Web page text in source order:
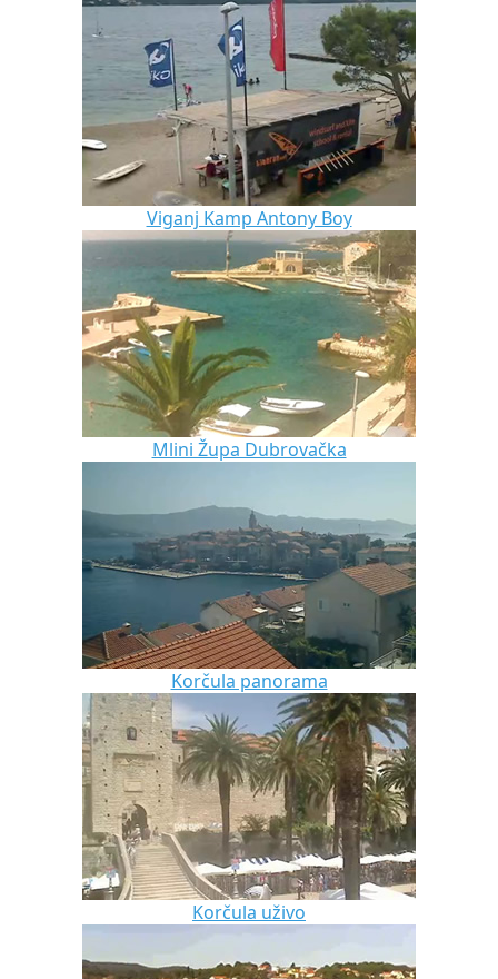
Viganj Kamp Antony Boy
Mlini Župa Dubrovačka
Korčula panorama
Korčula uživo